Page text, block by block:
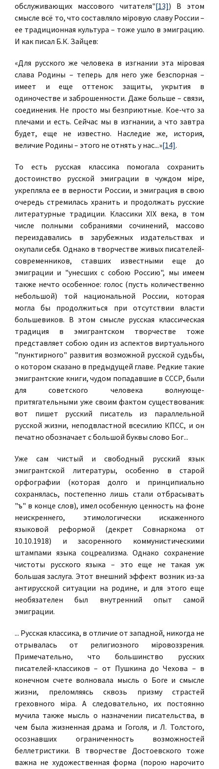
обслуживающих массового читателя"[13]) В этом
смысле всё то, что составляло мiровую славу России –
ее традиционная культура – тоже ушло в эмиграцию.
И как писал Б.К. Зайцев:
«Для русского же человека в изгнании эта мiровая
слава Родины – теперь для него уже безспорная –
имеет и еще оттенок: защиты, укрытия в
одиночестве и заброшенности. Даже больше – связи,
соединения. Не просто мы безприютные. Кое-что за
плечами и есть. Сейчас мы в изгнании, а что завтра
будет, еще не известно. Наследие же, история,
величие Родины – этого не отнять у нас...»[14].
То есть русская классика помогала сохранить
достоинство русской эмиграции в чуждом мiре,
укрепляла ее в верности России, и эмиграция в свою
очередь стремилась хранить и продолжать русские
литературные традиции. Классики XIX века, в том
числе полными собраниями сочинений, массово
переиздавались в зарубежных издательствах и
окупали себя. Однако в творчестве живых писателей-
совре­менников, ставших известными еще до
эмиграции и "унесших с собою Россию", мы имеем
также нечто особенное: голос (пусть количественно
небольшой) той национальной России, которая
могла бы продолжиться при отсутствии власти
большевиков. В этом смысле русская классическая
традиция в эмигрантском творчестве тоже
представляет собою один из аспектов виртуального
"пунктирного" развития возможной русской судьбы,
о котором сказано в предыдущей главе. Редкие такие
эмигрантские книги, чудом попадавшие в СССР, были
для советского человека волнующе-
притягательными уже своим фактом существования:
вот пишет русский писатель из параллельной
русской жизни, неподвластной всесилию КПСС, и он
печатно обозначает с большой буквы слово Бог...
Уже сам чистый и свободный русский язык
эмигрантской литературы, особенно в старой
орфографии (которая долго и принципиально
сохранялась, постепенно лишь стали отбрасывать
"ъ" в конце слов), имел особенную ценность на фоне
неискреннего, этимологически искаженного
языковой реформой (декрет Совнаркома от
10.10.1918) и засоренного коммунистическими
штампами языка соцреализма. Однако сохранение
чистоты русского языка – это еще не такая уж
большая заслуга. Этот внешний эффект возник из-за
антирусской ситуации на родине, и для этого еще
необязателен был внутренний опыт самой
эмиграции.
... Русская классика, в отличие от западной, никогда не
отрывалась от религиозного мiровоззрения.
Примечательно, что большинство русских
писателей-классиков – от Пушкина до Чехова – в
конечном счете волновала мысль о Боге и смысле
жизни, преломляясь сквозь призму страстей
греховного мiра. А следовательно, их постоянно
мучила также мысль о назначении писательства, в
чем была жизненная драма и Гоголя, и Л. Толстого,
осознавших ограниченность возможностей
беллетристики. В творчестве Достоевского тоже
важна не художественная форма (порою нарочито